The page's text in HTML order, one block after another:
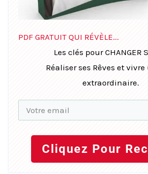
PDF GRATUIT QUI RÉVÈLE...
Les clés pour CHANGER
Réaliser ses Rêves et
extraordinaire.
Cliquez Pour